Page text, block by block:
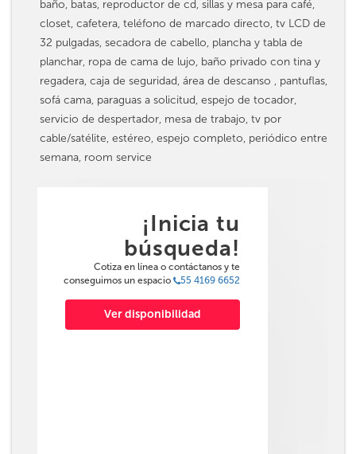
baño, batas, reproductor de cd, sillas y mesa para café,
closet, cafetera, teléfono de marcado directo, tv LCD de
32 pulgadas, secadora de cabello, plancha y tabla de
planchar, ropa de cama de lujo, baño privado con tina y
regadera, caja de seguridad, área de descanso , pantuflas,
sofá cama, paraguas a solicitud, espejo de tocador,
servicio de despertador, mesa de trabajo, tv por
cable/satélite, estéreo, espejo completo, periódico entre
semana, room service
¡Inicia tu
búsqueda!
Cotiza en línea o contáctanos y te
conseguimos un espacio
55 4169 6652
Ver disponibilidad